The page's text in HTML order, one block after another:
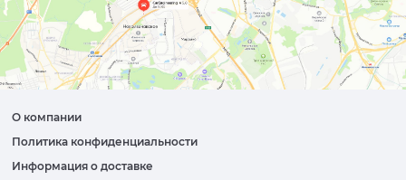
О компании
Политика конфиденциальности
Информация о доставке